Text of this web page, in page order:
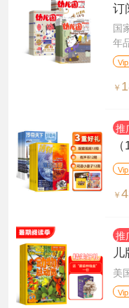
订
国
年
￥
推
订
￥
推
儿
理
（
美